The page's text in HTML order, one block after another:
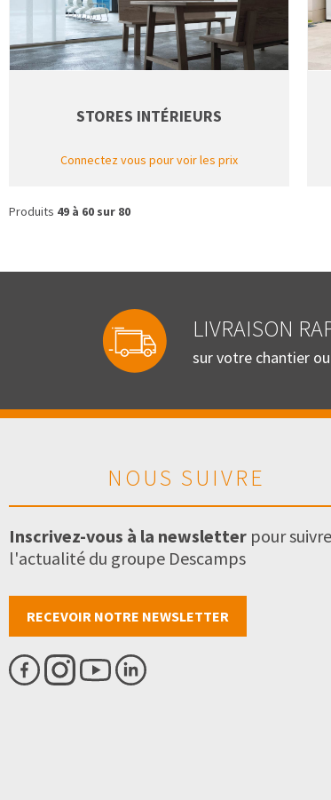
STORES INTÉRIEURS
Connectez vous pour voir les prix
Produits 49 à 60 sur 80
LIVRAISON
sur votre chantier
NOUS SUIVRE
Inscrivez-vous à la newsletter pour suivre
l'actualité du groupe Descamps
RECEVOIR NOTRE NEWSLETTER